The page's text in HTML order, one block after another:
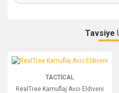
Yorum
Tavsiye
RealTree Kamuflaj Avcı Eldiveni
TACTICAL
RealTree Kamuflaj Avcı Eldiveni